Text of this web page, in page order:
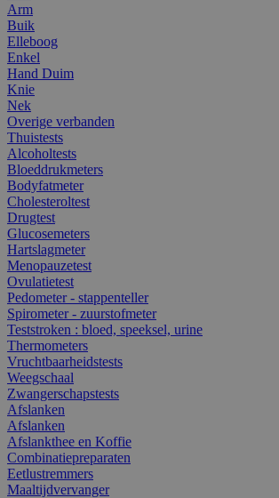
Arm
Buik
Elleboog
Enkel
Hand Duim
Knie
Nek
Overige verbanden
Thuistests
Alcoholtests
Bloeddrukmeters
Bodyfatmeter
Cholesteroltest
Drugtest
Glucosemeters
Hartslagmeter
Menopauzetest
Ovulatietest
Pedometer - stappenteller
Spirometer - zuurstofmeter
Teststroken : bloed, speeksel, urine
Thermometers
Vruchtbaarheidstests
Weegschaal
Zwangerschapstests
Afslanken
Afslanken
Afslankthee en Koffie
Combinatiepreparaten
Eetlustremmers
Maaltijdvervanger